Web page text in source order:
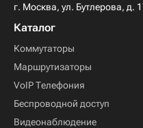
г. Москва, ул. Бутлерова, д.
Каталог
Коммутаторы
Маршрутизаторы
VoIP Телефония
Беспроводной доступ
Видеонаблюдение